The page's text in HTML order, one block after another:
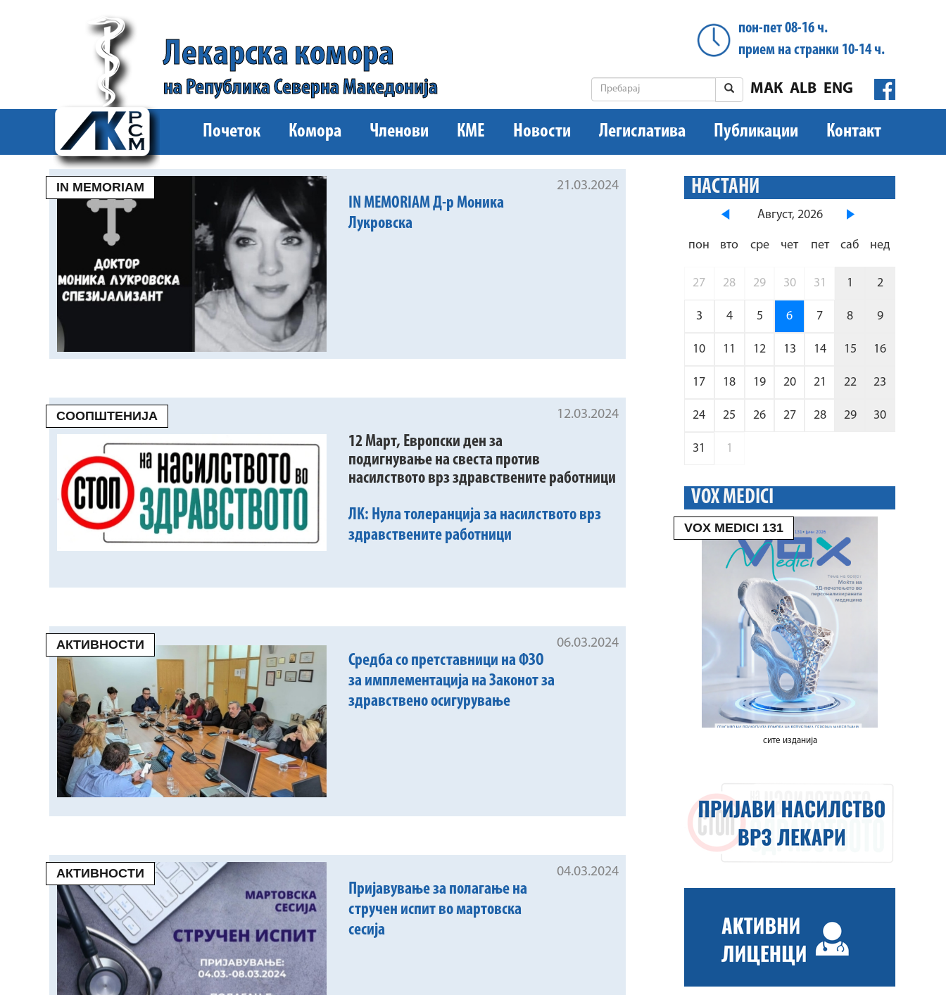
Лекарска комора
на Република Северна Македонија
пон-пет 08-16 ч.
прием на странки 10-14 ч.
ENG
ALB
МАК
Почеток Комора Членови КМЕ Новости Легислатива Публикации Контакт
IN MEMORIAM 21.03.2024
IN MEMORIAM Д-р Моника
Лукровска
СООПШТЕНИЈА 12.03.2024
12 Март, Европски ден за
подигнување на свеста против
насилството врз здравствените работници
ЛК: Нула толеранција за насилството врз
здравствените работници
АКТИВНОСТИ 06.03.2024
Средба со претставници на ФЗО
за имплементација на Законот за
здравствено осигурување
АКТИВНОСТИ 04.03.2024
Пријавување за полагање на
стручен испит во мартовска
сесија
НАСТАНИ
Август, 2026
пон вто сре чет пет саб нед
27 28 29 30 31 1 2
3 4 5 6 7 8 9
10 11 12 13 14 15 16
17 18 19 20 21 22 23
24 25 26 27 28 29 30
31 1
VOX MEDICI
VOX MEDICI 131
сите изданија